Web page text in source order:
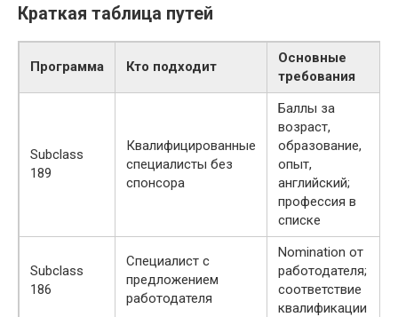
Краткая таблица путей
Программа Кто подходит
Основные
требования
Subclass
189
Квалифицированные
специалисты без
спонсора
Баллы за
возраст,
образование,
опыт,
английский;
профессия в
списке
Subclass
186
Специалист с
предложением
работодателя
Nomination от
работодателя;
соответствие
квалификации